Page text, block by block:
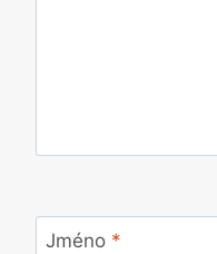
Jméno *